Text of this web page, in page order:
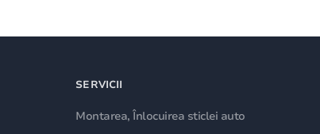
SERVICII
Montarea, Înlocuirea sticlei auto